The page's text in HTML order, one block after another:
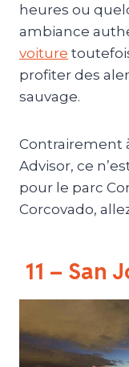
heures ou
ambiance
voiture
profiter des
sauvage.
Contrairement
Advisor, ce
pour le parc
Corcovado,
11 – San